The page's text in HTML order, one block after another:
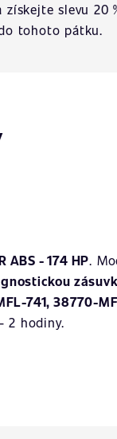
slevu 20
tohoto pátku.
ABS - 174 HP.
741, 38770-
2 hodiny.